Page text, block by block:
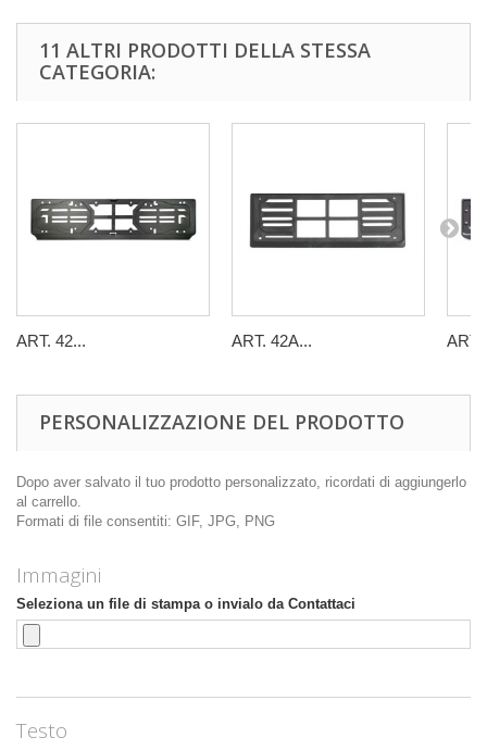
11 ALTRI PRODOTTI DELLA STESSA
CATEGORIA:
ART. 42... ART. 42A... ART.
PERSONALIZZAZIONE DEL PRODOTTO
Dopo aver salvato il tuo prodotto personalizzato, ricordati di aggiungerlo
al carrello.
Formati di file consentiti: GIF, JPG, PNG
Immagini
Seleziona un file di stampa o invialo da Contattaci
Testo